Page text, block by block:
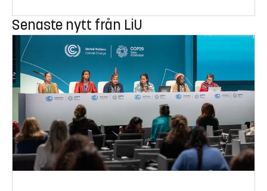
Senaste nytt från LiU